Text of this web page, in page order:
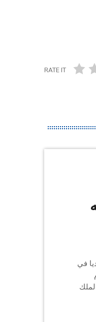
RATE IT
في
الملك